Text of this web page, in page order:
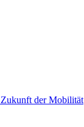
der Mobilität